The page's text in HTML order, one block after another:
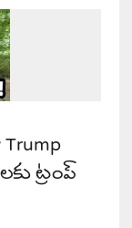
ట్రంప్